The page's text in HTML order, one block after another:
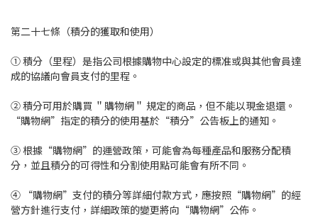
第二十七條（積分的獲取和使用）
① 積分（里程）是指公司根據購物中心設定的標准或與其他會員達
成的協議向會員支付的里程。
② 積分可用於購買 ＂購物網＂ 規定的商品，但不能以現金退還。
“購物網”指定的積分的使用基於“積分”公告板上的通知。
③ 根據“購物網”的運營政策，可能會為每種產品和服務分配積
分，並且積分的可得性和分割使用點可能會有所不同。
④ “購物網”支付的積分等詳細付款方式，應按照“購物網”的經
營方針進行支付，詳細政策的變更將向“購物網”公佈。